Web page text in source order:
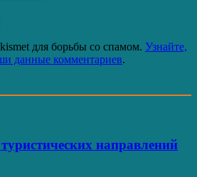
для борьбы со спамом. Узнайте,
данные комментариев.
направлений